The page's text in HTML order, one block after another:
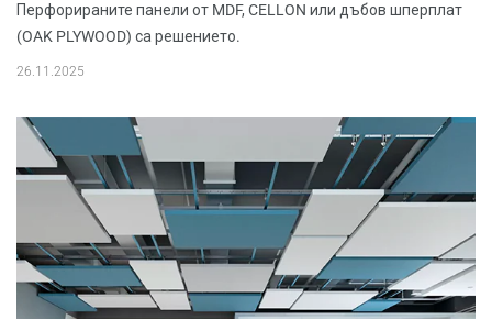
Перфорираните панели от MDF, CELLON или дъбов шперплат
(OAK PLYWOOD) са решението.
26.11.2025